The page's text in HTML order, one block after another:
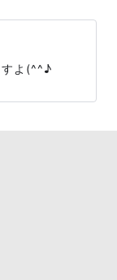
すよ(^^♪